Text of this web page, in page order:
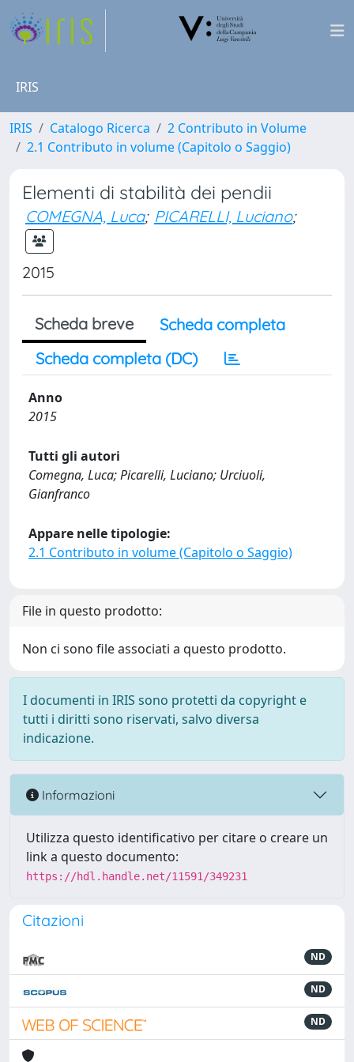
IRIS
IRIS Catalogo Ricerca
2 Contributo in Volume
2.1 Contributo in volume (Capitolo o Saggio)
Elementi di stabilità dei pendii
COMEGNA, Luca; PICARELLI, Luciano;
2015
Scheda breve
Scheda completa
Scheda completa (DC)
Anno
2015
Tutti gli autori
Comegna, Luca; Picarelli, Luciano; Urciuoli,
Gianfranco
Appare nelle tipologie:
2.1 Contributo in volume (Capitolo o Saggio)
File in questo prodotto:
Non ci sono file associati a questo prodotto.
I documenti in IRIS sono protetti da copyright e
tutti i diritti sono riservati, salvo diversa
indicazione.
Informazioni
Utilizza questo identificativo per citare o creare un
link a questo documento:
https://hdl.handle.net/11591/349231
Citazioni
ND
ND
ND